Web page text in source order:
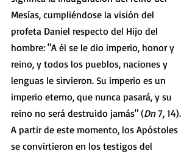
Mesías, cumpliéndose la visión del
profeta Daniel respecto del Hijo del
hombre: "A él se le dio imperio, honor y
reino, y todos los pueblos, naciones y
lenguas le sirvieron. Su imperio es un
imperio eterno, que nunca pasará, y su
reino no será destruido jamás" (Dn 7, 14).
A partir de este momento, los Apóstoles
se convirtieron en los testigos del